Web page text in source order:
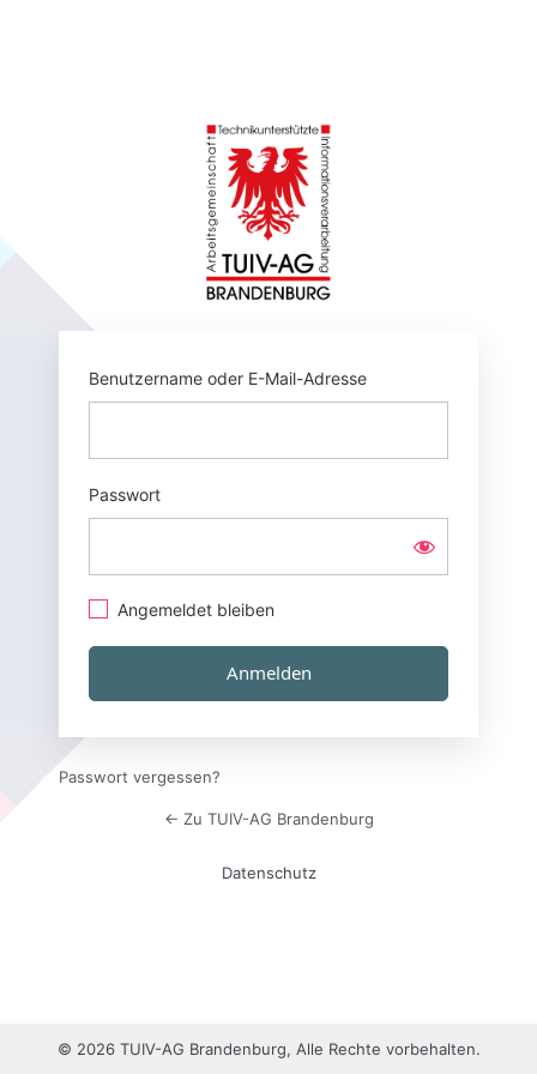
Benutzername oder E-Mail-Adresse
Passwort
Angemeldet bleiben
Passwort vergessen?
← Zu TUIV-AG Brandenburg
Datenschutz
© 2026 TUIV-AG Brandenburg, Alle Rechte vorbehalten.